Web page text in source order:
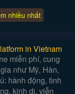
nhiều nhất
in Vietnam
miễn phí, cung
như Mỹ, Hàn,
hành động, tình
kinh dị, viễn